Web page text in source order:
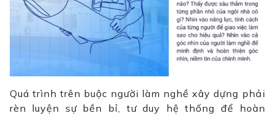
Quá trình trên buộc người làm nghề xây dựng phải
rèn luyện sự bền bỉ, tư duy hệ thống để hoàn